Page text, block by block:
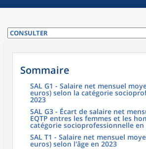
Sommaire
SAL G1 - Salaire net mensuel
euros) selon la catégorie
2023
SAL G3 - Écart de salaire net
EQTP entres les femmes et les
catégorie socioprofessionnelle en
SAL T1 - Salaire net mensuel
euros) selon l'âge en 2023